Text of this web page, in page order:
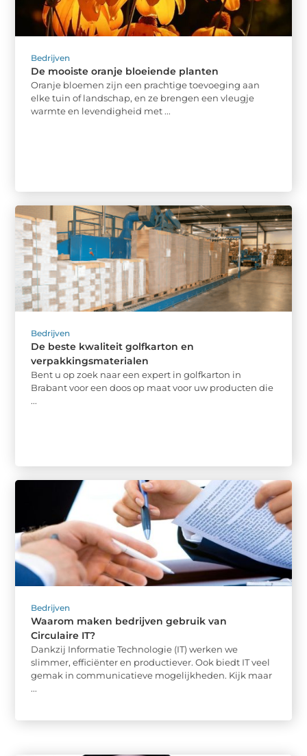
Bedrijven
De mooiste oranje bloeiende planten
Oranje bloemen zijn een prachtige toevoeging aan
elke tuin of landschap, en ze brengen een vleugje
warmte en levendigheid met ...
Bedrijven
De beste kwaliteit golfkarton en
verpakkingsmaterialen
Bent u op zoek naar een expert in golfkarton in
Brabant voor een doos op maat voor uw producten die
...
Bedrijven
Waarom maken bedrijven gebruik van
Circulaire IT?
Dankzij Informatie Technologie (IT) werken we
slimmer, efficiënter en productiever. Ook biedt IT veel
gemak in communicatieve mogelijkheden. Kijk maar
...